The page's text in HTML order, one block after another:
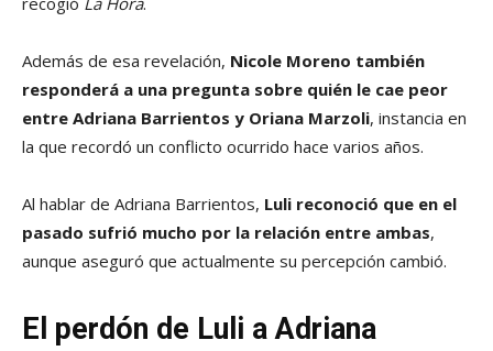
Además de esa revelación, Nicole Moreno también
responderá a una pregunta sobre quién le cae peor
entre Adriana Barrientos y Oriana Marzoli, instancia en
la que recordó un conflicto ocurrido hace varios años.
Al hablar de Adriana Barrientos, Luli reconoció que en el
pasado sufrió mucho por la relación entre ambas,
aunque aseguró que actualmente su percepción cambió.
El perdón de Luli a Adriana